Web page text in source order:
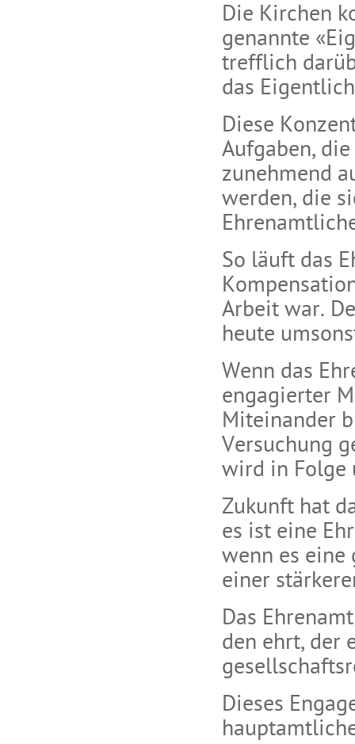
Die Kirchen
genannte
trefflich
das
Diese
Aufgaben,
zunehmend
werden, die
So läuft das
Arbeit war.
heute
Wenn das
engagierter
Miteinander
Versuchung
wird in Folge
Zukunft hat
es ist eine
wenn es
einer
Das
den ehrt, der
Dieses